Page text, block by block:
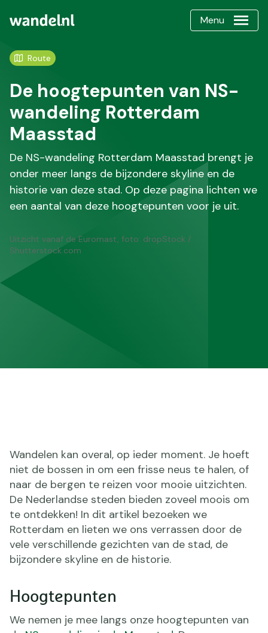
Menu
Route
De hoogtepunten van NS-
wandeling Rotterdam
Maasstad
De NS-wandeling Rotterdam Maasstad brengt je
onder meer langs de bijzondere skyline en de
historie van deze stad. Op deze pagina lichten we
een aantal van deze hoogtepunten voor je uit.
Uitzicht vanaf de Euromast, foto: dropStock /
Shutterstock.com
Wandelen kan overal, op ieder moment. Je hoeft
niet de bossen in om een frisse neus te halen, of
naar de bergen te reizen voor mooie uitzichten.
De Nederlandse steden bieden zoveel moois om
te ontdekken! In dit artikel bezoeken we
Rotterdam en lieten we ons verrassen door de
vele verschillende gezichten van de stad, de
bijzondere skyline en de historie.
Hoogtepunten
We nemen je mee langs onze hoogtepunten van